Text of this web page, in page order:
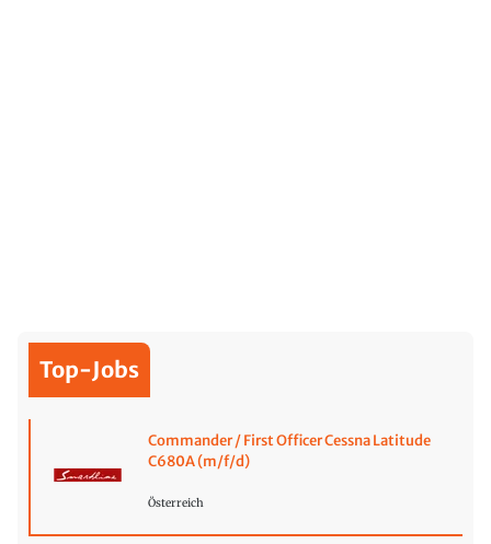
Top-Jobs
Commander / First Officer Cessna Latitude
C680A (m/f/d)
Österreich